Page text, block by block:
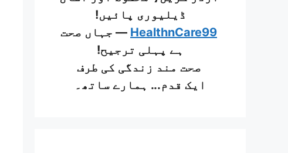
ڈیلیوری پائیں!
HealthnCare99 — جہاں صحت
ہے پہلی ترجیح!
صحت مند زندگی کی طرف
ایک قدم... ہمارے ساتھ۔